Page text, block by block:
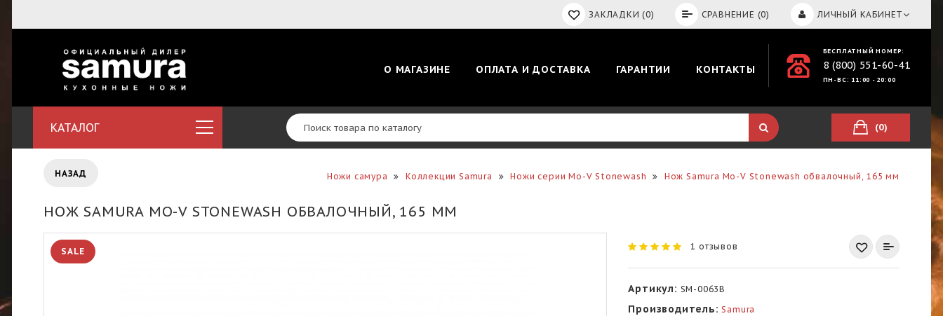
ЛИЧНЫЙ КАБИНЕТ
ЗАКЛАДКИ (0) СРАВНЕНИЕ (0)
БЕСПЛАТНЫЙ НОМЕР:
8 (800) 551-60-41
ПН-ВС: 11:00 - 20:00
О МАГАЗИНЕ ОПЛАТА И ДОСТАВКА ГАРАНТИИ КОНТАКТЫ
КАТАЛОГ (0)
НАЗАД Ножи самура Коллекции Samura Ножи серии Mo-V Stonewash Нож Samura Mo-V Stonewash обвалочный, 165 мм
НОЖ SAMURA MO-V STONEWASH ОБВАЛОЧНЫЙ, 165 ММ
SALE 1 отзывов
Артикул: SM-0063B
Производитель: Samura